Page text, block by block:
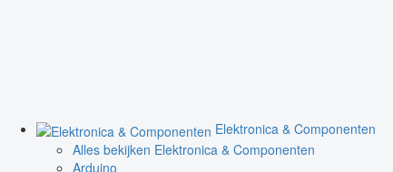
Elektronica & Componenten
Alles bekijken Elektronica & Componenten
Arduino